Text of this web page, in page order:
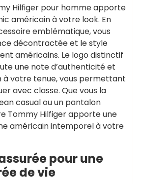
Hilfiger pour homme apporte
américain à votre look. En
emblématique, vous
décontractée et le style
américains. Le logo distinctif
une note d’authenticité et
à votre tenue, vous permettant
avec classe. Que vous la
casual ou un pantalon
Tommy Hilfiger apporte une
américain intemporel à votre
pour une
de vie